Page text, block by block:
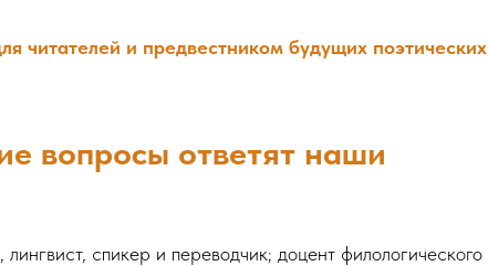
читателей и предвестником будущих поэтических
вопросы ответят наши
лингвист, спикер и переводчик; доцент филологического